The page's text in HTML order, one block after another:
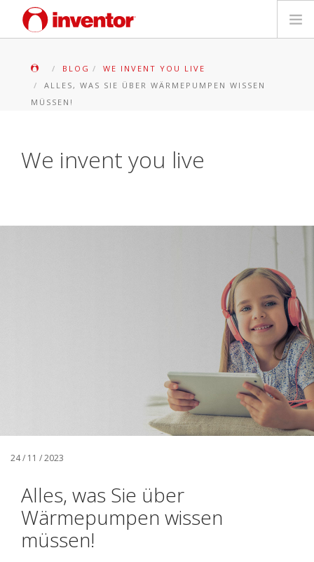
Händlersuche
BLOG
WE INVENT YOU LIVE
ALLES, WAS SIE ÜBER WÄRMEPUMPEN WISSEN
MÜSSEN!
We invent you live
24 / 11 / 2023
Alles, was Sie über
Wärmepumpen wissen
müssen!